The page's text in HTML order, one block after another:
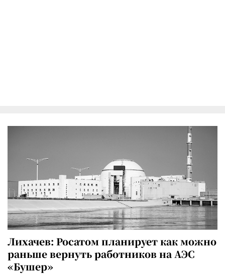
Лихачев: Росатом планирует как можно
раньше вернуть работников на АЭС
«Бушер»